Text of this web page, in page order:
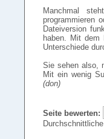
Manchmal
programmieren
Dateiversion
haben. Mit dem
Unterschiede
Sie sehen also,
Mit ein wenig
(don)
Seite bewerten: